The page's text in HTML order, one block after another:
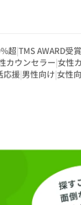
超|TMS AWARD受賞
カウンセラー|女性
応援|男性向け|女性